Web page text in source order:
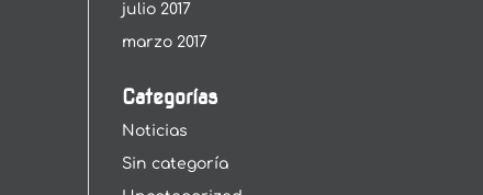
julio 2017
marzo 2017
Categorías
Noticias
Sin categoría